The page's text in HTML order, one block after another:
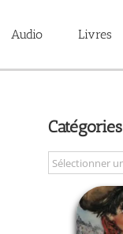
Audio Livres
Catégories
Catégories